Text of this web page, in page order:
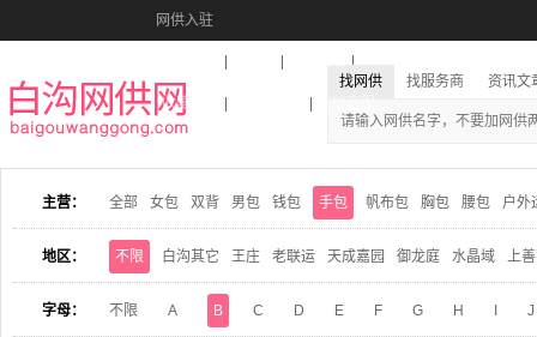
网供入驻
收藏本站
找网供 找服务商 资讯文
主营： 全部 女包 双背 男包 钱包 手包 帆布包 胸包 腰包 户外
地区： 不限 白沟其它 王庄 老联运 天成嘉园 御龙庭 水晶域 上
字母： 不限 A B C D E F G H J